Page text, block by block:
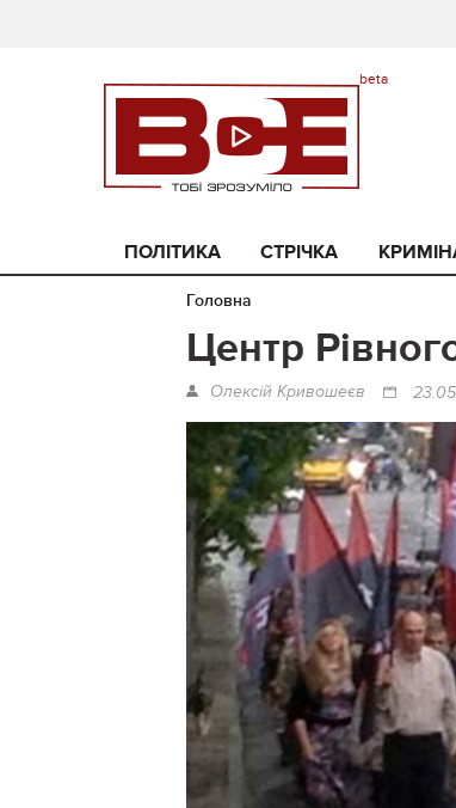
ПОЛІТИКА СТРІЧКА
Головна
Центр
Олексій Кривошеєв